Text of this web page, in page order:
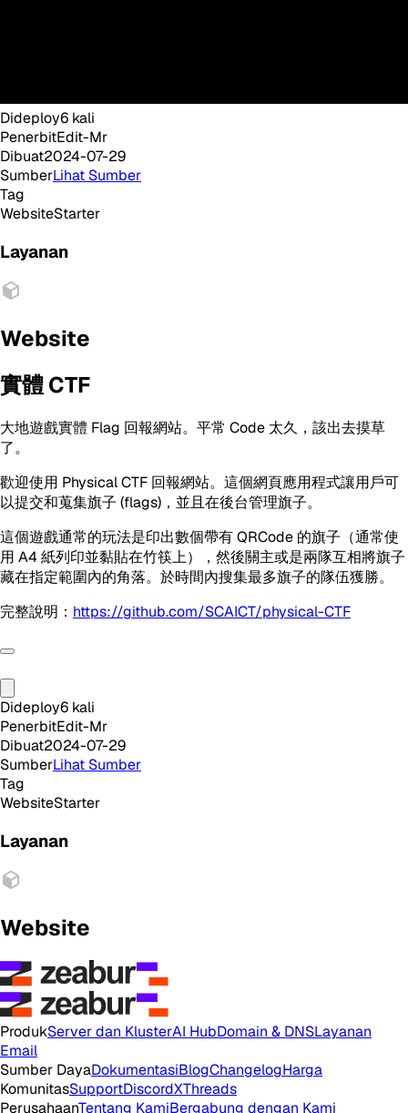
Dideploy6 kali
PenerbitEdit-Mr
Dibuat2024-07-29
SumberLihat Sumber
Tag
WebsiteStarter
Layanan
Website
實體 CTF
大地遊戲實體 Flag 回報網站。平常 Code 太久，該出去摸草
了。
歡迎使用 Physical CTF 回報網站。這個網頁應用程式讓用戶可
以提交和蒐集旗子 (flags)，並且在後台管理旗子。
這個遊戲通常的玩法是印出數個帶有 QRCode 的旗子（通常使
用 A4 紙列印並黏貼在竹筷上），然後關主或是兩隊互相將旗子
藏在指定範圍內的角落。於時間內搜集最多旗子的隊伍獲勝。
完整說明： https://github.com/SCAICT/physical-CTF
Dideploy6 kali
PenerbitEdit-Mr
Dibuat2024-07-29
SumberLihat Sumber
Tag
WebsiteStarter
Layanan
Website
ProdukServer dan KlusterAI HubDomain & DNSLayanan
Email
Sumber DayaDokumentasiBlogChangelogHarga
KomunitasSupportDiscordXThreads
PerusahaanTentang KamiBergabung dengan Kami